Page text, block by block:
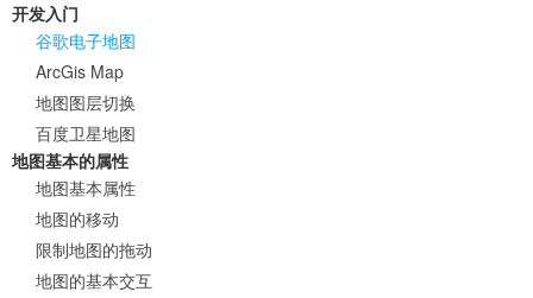
开发入门
谷歌电子地图
ArcGis Map
地图图层切换
百度卫星地图
地图基本的属性
地图基本属性
地图的移动
限制地图的拖动
地图的基本交互